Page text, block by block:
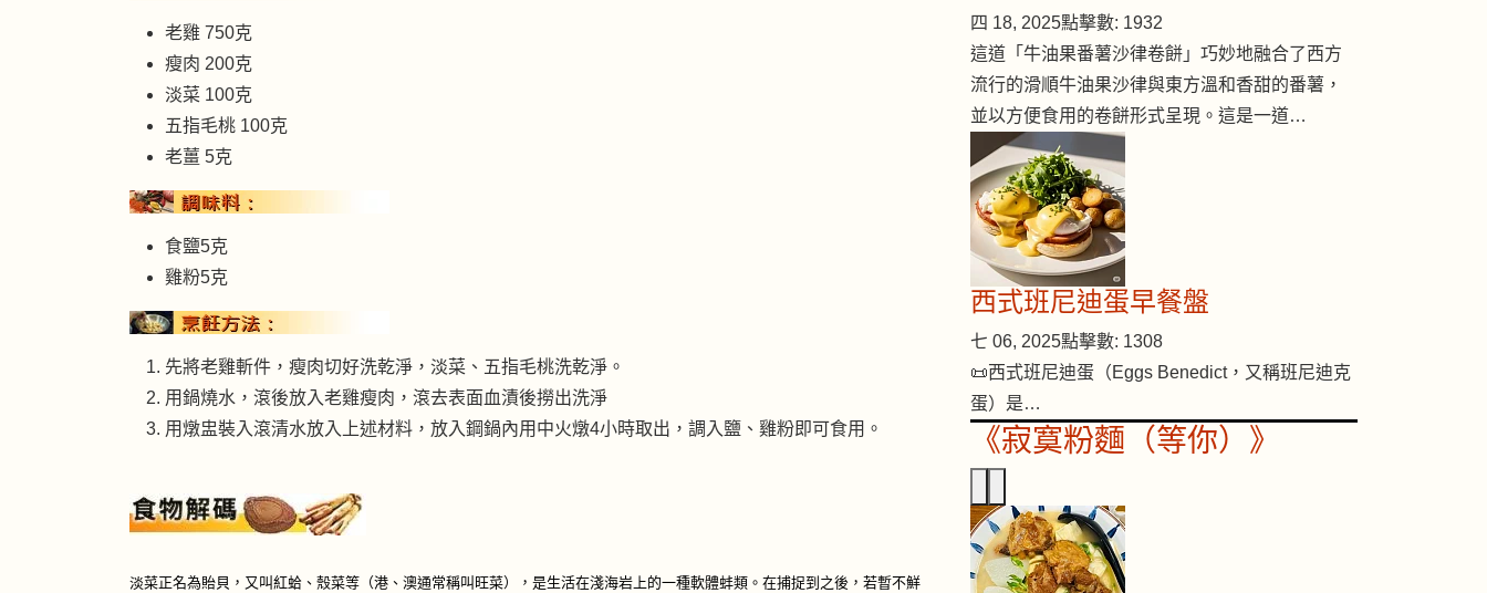
老雞 750克
瘦肉 200克
淡菜 100克
五指毛桃 100克
老薑 5克
食鹽5克
雞粉5克
先將老雞斬件，瘦肉切好洗乾淨，淡菜、五指毛桃洗乾淨。
用鍋燒水，滾後放入老雞瘦肉，滾去表面血漬後撈出洗淨
用燉盅裝入滾清水放入上述材料，放入鋼鍋內用中火燉4小時取出，調入鹽、雞粉即可食用。
淡菜正名為貽貝，又叫紅蛤、殼菜等（港、澳通常稱叫旺菜），是生活在淺海岩上的一種軟體蚌類。在捕捉到之後，若暫不鮮
四 18, 2025點擊數: 1932
這道「牛油果番薯沙律卷餅」巧妙地融合了西方
流行的滑順牛油果沙律與東方溫和香甜的番薯，
並以方便食用的卷餅形式呈現。這是一道…
西式班尼迪蛋早餐盤
七 06, 2025點擊數: 1308
📜西式班尼迪蛋（Eggs Benedict，又稱班尼迪克
蛋）是…
《寂寞粉麵（等你）》